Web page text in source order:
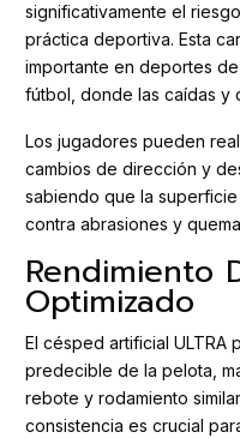
significativamente el
práctica deportiva. Esta
importante en deportes
fútbol, donde las caídas y
Los jugadores pueden
cambios de dirección y
sabiendo que la
contra abrasiones y
Rendimiento
Optimizado
El césped artificial ULTRA
predecible de la pelota,
rebote y rodamiento
consistencia es crucial